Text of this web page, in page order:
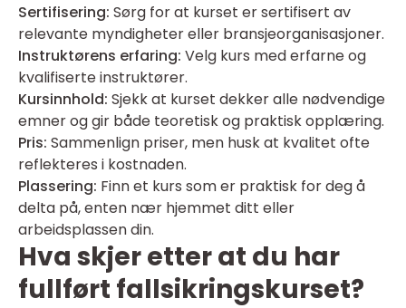
Sertifisering: Sørg for at kurset er sertifisert av
relevante myndigheter eller bransjeorganisasjoner.
Instruktørens erfaring: Velg kurs med erfarne og
kvalifiserte instruktører.
Kursinnhold: Sjekk at kurset dekker alle nødvendige
emner og gir både teoretisk og praktisk opplæring.
Pris: Sammenlign priser, men husk at kvalitet ofte
reflekteres i kostnaden.
Plassering: Finn et kurs som er praktisk for deg å
delta på, enten nær hjemmet ditt eller
arbeidsplassen din.
Hva skjer etter at du har
fullført fallsikringskurset?